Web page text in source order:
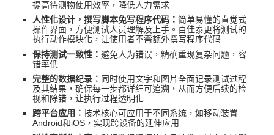
提高待测物使用效率，降低人力需求
人性化设计，撰写脚本免写程序代码：简单易懂的直觉式
操作界面，方便测试人员理解及上手。百佳泰更将测试的
执行动作模块化，让使用者不需额外撰写程序代码
保持测试一致性：避免人为错误，精确重现复杂问题，容
错率低
完整的数据纪录： 同时使用文字和图片全面记录测试过程
及其结果，确保每一步都详细可追溯，从而方便后续的检
视和除错，让执行过程透明化
跨平台应用：技术核心可应用于不同系统，如移动装置
Android和iOS，实现跨设备的延伸应用